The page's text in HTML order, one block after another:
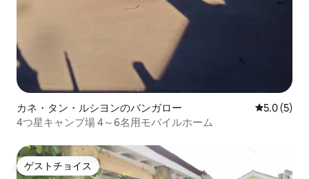
カネ・タン・ルシヨンのバンガロー レビュー5
5.0 (5)
4つ星キャンプ場 4～6名用モバイルホーム
ゲストチョイス
ゲストチョイス